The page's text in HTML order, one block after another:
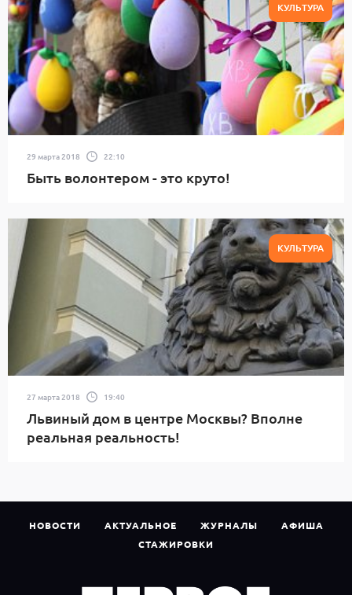
КУЛЬТУРА
29 марта 2018 22:10
Быть волонтером - это круто!
КУЛЬТУРА
27 марта 2018 19:40
Львиный дом в центре Москвы? Вполне
реальная реальность!
НОВОСТИ АКТУАЛЬНОЕ ЖУРНАЛЫ
АФИША
СТАЖИРОВКИ